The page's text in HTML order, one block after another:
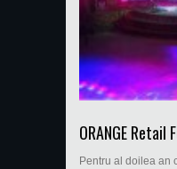
ORANGE Retail
Pentru al doilea an